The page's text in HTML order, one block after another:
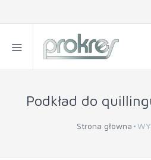
Podkład do
Strona główna